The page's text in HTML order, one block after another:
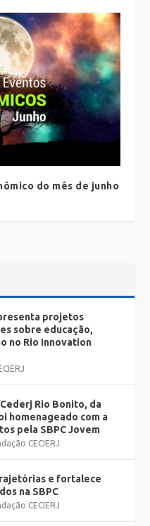
do mês de junho
projetos
sobre educação,
no Rio Innovation
Rio Bonito, da
homenageado com a
pela SBPC Jovem
CECIERJ
e fortalece
na SBPC
CECIERJ